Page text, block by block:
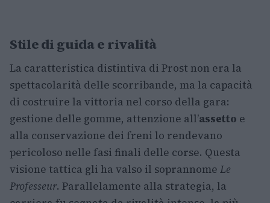
Stile di guida e rivalità
La caratteristica distintiva di Prost non era la
spettacolarità delle scorribande, ma la capacità
di costruire la vittoria nel corso della gara:
gestione delle gomme, attenzione all’assetto e
alla conservazione dei freni lo rendevano
pericoloso nelle fasi finali delle corse. Questa
visione tattica gli ha valso il soprannome Le
Professeur. Parallelamente alla strategia, la